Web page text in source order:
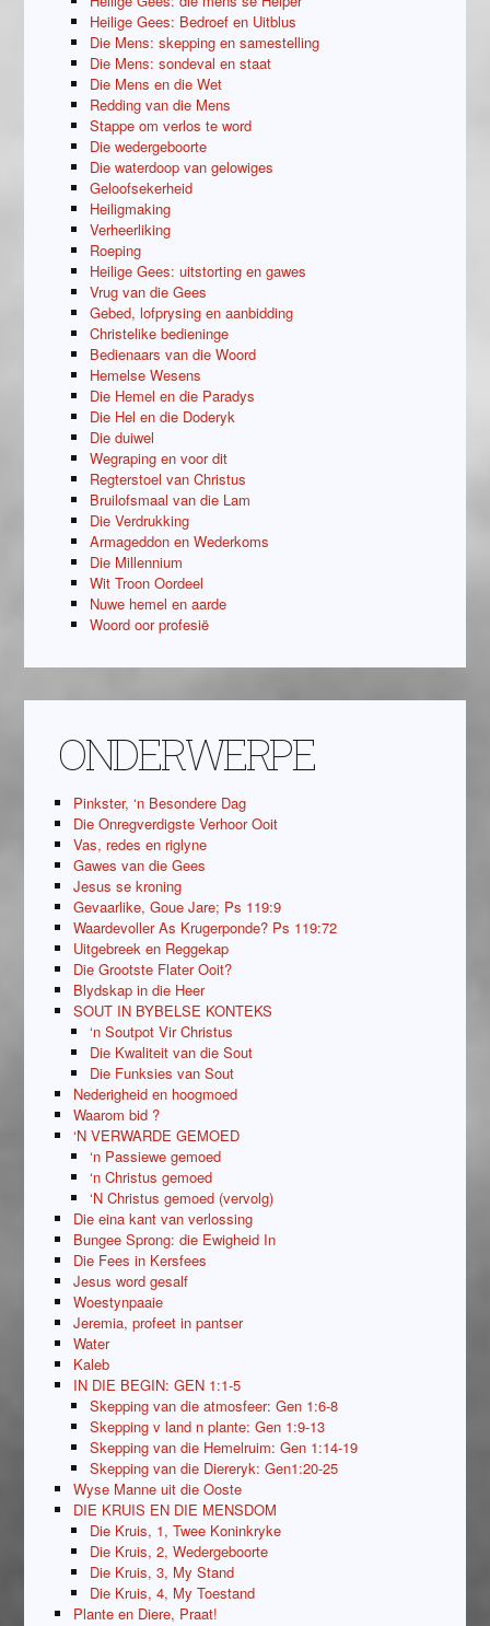
Heilige Gees: Bedroef en Uitblus
Die Mens: skepping en samestelling
Die Mens: sondeval en staat
Die Mens en die Wet
Redding van die Mens
Stappe om verlos te word
Die wedergeboorte
Die waterdoop van gelowiges
Geloofsekerheid
Heiligmaking
Verheerliking
Roeping
Heilige Gees: uitstorting en gawes
Vrug van die Gees
Gebed, lofprysing en aanbidding
Christelike bedieninge
Bedienaars van die Woord
Hemelse Wesens
Die Hemel en die Paradys
Die Hel en die Doderyk
Die duiwel
Wegraping en voor dit
Regterstoel van Christus
Bruilofsmaal van die Lam
Die Verdrukking
Armageddon en Wederkoms
Die Millennium
Wit Troon Oordeel
Nuwe hemel en aarde
Woord oor profesië
ONDERWERPE
Pinkster, ‘n Besondere Dag
Die Onregverdigste Verhoor Ooit
Vas, redes en riglyne
Gawes van die Gees
Jesus se kroning
Gevaarlike, Goue Jare; Ps 119:9
Waardevoller As Krugerponde? Ps 119:72
Uitgebreek en Reggekap
Die Grootste Flater Ooit?
Blydskap in die Heer
SOUT IN BYBELSE KONTEKS
‘n Soutpot Vir Christus
Die Kwaliteit van die Sout
Die Funksies van Sout
Nederigheid en hoogmoed
Waarom bid ?
‘N VERWARDE GEMOED
‘n Passiewe gemoed
‘n Christus gemoed
‘N Christus gemoed (vervolg)
Die eina kant van verlossing
Bungee Sprong: die Ewigheid In
Die Fees in Kersfees
Jesus word gesalf
Woestynpaaie
Jeremia, profeet in pantser
Water
Kaleb
IN DIE BEGIN: GEN 1:1-5
Skepping van die atmosfeer: Gen 1:6-8
Skepping v land n plante: Gen 1:9-13
Skepping van die Hemelruim: Gen 1:14-19
Skepping van die Diereryk: Gen1:20-25
Wyse Manne uit die Ooste
DIE KRUIS EN DIE MENSDOM
Die Kruis, 1, Twee Koninkryke
Die Kruis, 2, Wedergeboorte
Die Kruis, 3, My Stand
Die Kruis, 4, My Toestand
Plante en Diere, Praat!